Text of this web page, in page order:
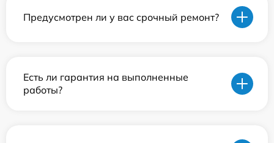
Предусмотрен ли у вас срочный ремонт?
Есть ли гарантия на выполненные
работы?